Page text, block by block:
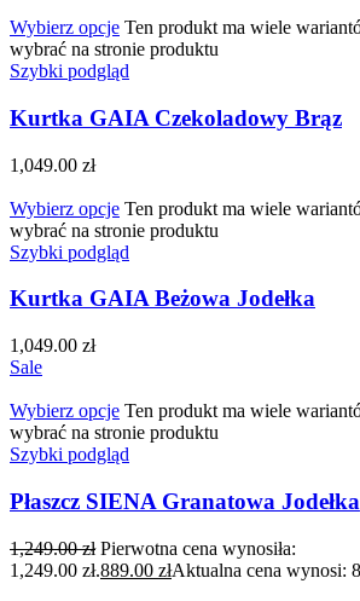
Wybierz opcje Ten produkt ma wiele
wybrać na stronie produktu
Szybki podgląd
Kurtka GAIA Czekoladowy Brąz
1,049.00 zł
Wybierz opcje Ten produkt ma wiele
wybrać na stronie produktu
Szybki podgląd
Kurtka GAIA Beżowa Jodełka
1,049.00 zł
Sale
Wybierz opcje Ten produkt ma wiele
wybrać na stronie produktu
Szybki podgląd
Płaszcz SIENA Granatowa Jodełka
1,249.00zł Pierwotna cena wynosiła:
1,249.00 zł.889.00 złAktualna cena wynosi: